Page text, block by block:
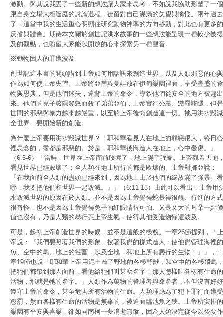
激動。與其說我丟了一些新的想法讓大家來思考，不如說我協助形塑了一個
跟自身立場大相逕庭的討論過程，徒留對自己滿滿的失望與懊惱。兩年過去
了，這當中我的生活重心明顯往研究動物神學的方向移動，對此也有更多的
反省與體會。期待本文關於創世記洪水故事的一些想法能呈現一種較少被提
及的觀點，也盼望大家能以開放的心來探索另一種聲音。
※動物因人的罪遭波及
創世記這本書的開頭講到上帝如何用話語來創造世界，以及人類邪惡的心與
作為如何使上帝失望。上帝將亞當與夏娃放在伊甸樂園裡面，享受豐盛的食
物與恩典，但是他們迷失，違背上帝的命令，導致他們從安全的地方被趕出
來。他們的兒子該隱發怒而殺了弟弟亞伯，上帝實行公義、懲罰該隱，但是
世間的邪惡與暴力越來越嚴重，以至於上帝後悔創造這一切。祂用洪水毀滅
全世界，要開始新的創造。
為什麼上帝要用洪水毀滅世界？「耶和華看見人在地上的罪惡很大，終日心
裡思念的，盡都是邪惡的。於是，耶和華後悔造人在地上，心中憂傷。」
（6:5-6）「當時，世界在上帝面前敗壞了，地上滿了強暴。上帝觀看大地
看見世界已經敗壞了；全人類在地上所行的都是敗壞的。上帝對挪亞說：
『在我面前全人類的盡頭已經來到，因為地上由於他們的緣故滿了強暴。看
哪，我要把他們和世界一起毀滅。』」（6:11-13）由此可以看出，上帝用
水毀滅世界的原因在於人類。並不是因為上帝覺得蛇長得很醜、行進的方式
很奇怪，也不是因為上帝覺得兔子的紅眼睛很可怕、又長又大的耳朵一點價
值也沒有，乃是人類的暴行惹上帝生氣，使得其他受造物慘遭波及。
可是，起初上帝創造世界的時候，並不是這般的樣貌。一章26節提到，「上
帝說：『我們要照著我們的形象，按著我們的樣式造人；使他們管理海裡的
魚、空中的鳥、地上的牲畜，以及全地，和地上所有爬行的生物！』」，二
章19節也說「耶和華上帝用泥土造了野地的各樣野獸，和空中的各樣飛鳥，
把牠們都帶到那人面前，看他給牠們叫甚麼名字；那人怎樣叫各樣有生命的
活物，那就是牠的名字。」人類作為萬物的管理者與命名者，不但沒有好好
遵守上帝的命令，甚至危害所有活物的生命。人類理應為了犯下罪行而遭受
懲罰，然而各樣有生命的活物是無辜的，被迫面臨池魚之殃。上帝所安排的
樂園有平安與喜樂，卻如同南柯一夢消逝無蹤，因為人類決定從今以後要作